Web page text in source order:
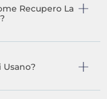
Recupero La
Usano?